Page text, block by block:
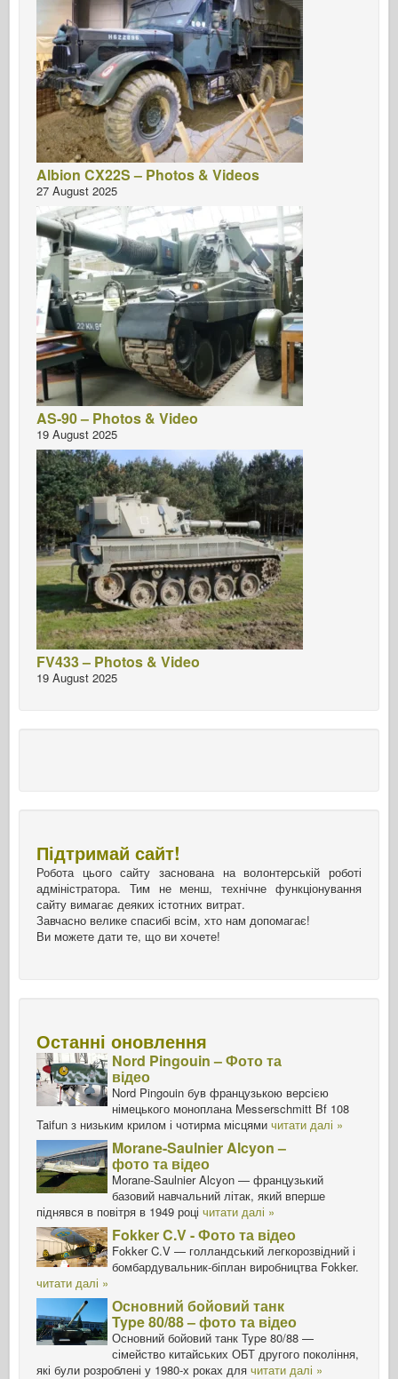
Albion CX22S – Photos & Videos
27 August 2025
AS-90 – Photos & Video
19 August 2025
FV433 – Photos & Video
19 August 2025
Підтримай сайт!
Робота цього сайту заснована на волонтерській роботі
адміністратора. Тим не менш, технічне функціонування
сайту вимагає деяких істотних витрат.
Завчасно велике спасибі всім, хто нам допомагає!
Ви можете дати те, що ви хочете!
Останні оновлення
Nord Pingouin – Фото та
відео
Nord Pingouin був французькою версією
німецького моноплана Messerschmitt Bf 108
Taifun з низьким крилом і чотирма місцями читати далі »
Morane-Saulnier Alcyon –
фото та відео
Morane-Saulnier Alcyon — французький
базовий навчальний літак, який вперше
піднявся в повітря в 1949 році читати далі »
Fokker C.V - Фото та відео
Fokker C.V — голландський легкорозвідний і
бомбардувальник-біплан виробництва Fokker.
читати далі »
Основний бойовий танк
Type 80/88 – фото та відео
Основний бойовий танк Type 80/88 —
сімейство китайських ОБТ другого покоління,
які були розроблені у 1980-х роках для читати далі »